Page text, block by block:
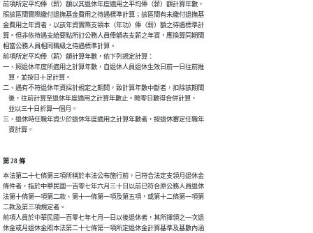
前項所定平均俸（薪）額以其退休年度適用之平均俸（薪）額計算年數，
照該區間實際繳付退撫基金費用之待遇標準計算；該區間有未繳付退撫基
金費用之年資者，以該年資實際支領本（年功）俸（薪）額之待遇標準計
算。但非依待遇支給要點所訂公務人員俸額表支薪之年資，應換算同期間
相當公務人員相同職級之待遇標準計算。
前項所定平均俸（薪）額計算年數，依下列規定計算：
一、照退休年度所適用之計算年數，自退休人員退休生效日前一日往前推
    算，並按日十足計算。
二、遇有不符退休年資採計規定之期間，致計算年數中斷者，扣除該期間
    後，往前計算至退休年度適用之計算年數止。畸零日數得合併計算，
    並以三十日折算一個月。
三、退休時任職年資少於退休年度適用之計算年數者，按退休審定任職年
    資計算。
第 28 條
本法第二十七條第三項所稱於本法公布施行前，已符合法定支領月退休金
條件者，指於中華民國一百零七年六月三十日以前已符合原公務人員退休
法第十條第一項第二款、第十一條第一項及第五項，或第十二條第一項第
二款及第三項規定者。
前項人員於中華民國一百零七年七月一日以後退休者，其所擇領之一次退
休金或月退休金照本法第二十七條第一項所定退休金計算基準及基數內涵